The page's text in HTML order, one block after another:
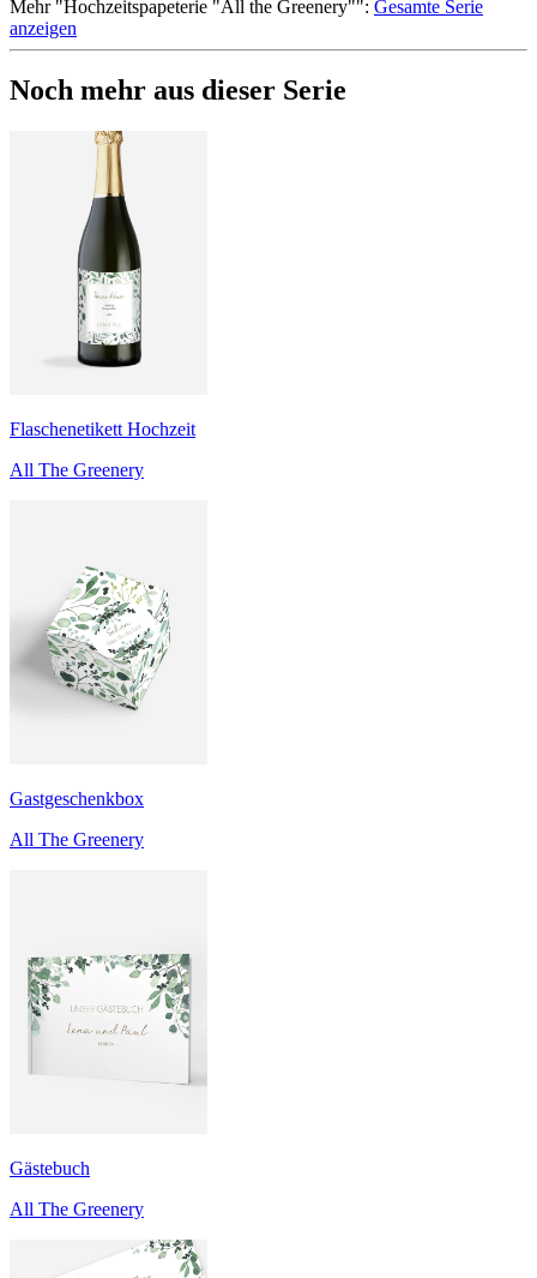
Mehr"Hochzeitspapeterie "All the Greenery"": Gesamte Serie
anzeigen
Noch mehr aus dieser Serie
Flaschenetikett Hochzeit
All The Greenery
Gastgeschenkbox
All The Greenery
Gästebuch
All The Greenery